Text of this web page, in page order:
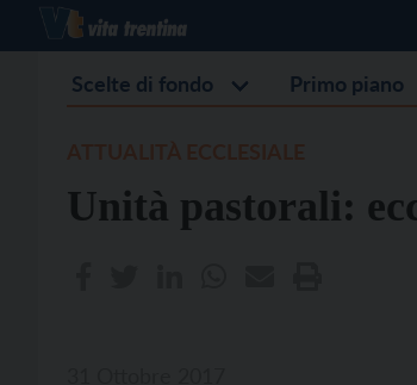
Scelte di fondo Primo piano
Unità pastorali: